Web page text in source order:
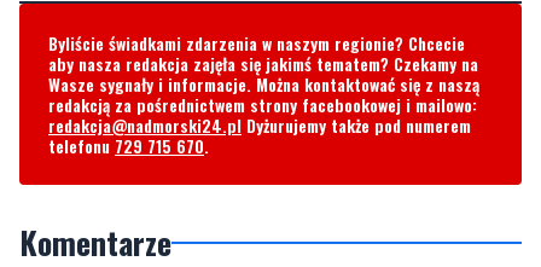
Byliście świadkami zdarzenia w naszym regionie? Chcecie
aby nasza redakcja zajęła się jakimś tematem? Czekamy na
Wasze sygnały i informacje. Można kontaktować się z naszą
redakcją za pośrednictwem strony facebookowej i mailowo:
redakcja@nadmorski24.pl Dyżurujemy także pod numerem
telefonu 729 715 670.
Komentarze